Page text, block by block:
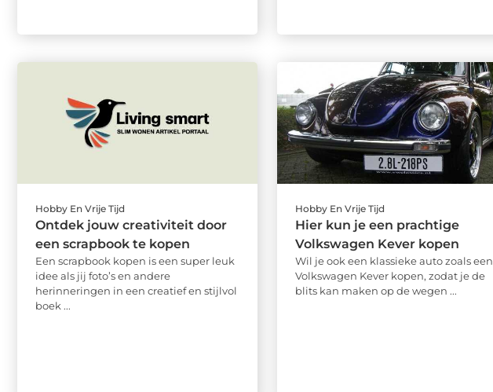
Hobby En Vrije Tijd
Ontdek jouw creativiteit door
een scrapbook te kopen
Een scrapbook kopen is een super leuk
idee als jij foto’s en andere
herinneringen in een creatief en stijlvol
boek ...
Hobby En Vrije Tijd
Hier kun je een prachtige
Volkswagen Kever kopen
Wil je ook een klassieke auto zoals een
Volkswagen Kever kopen, zodat je de
blits kan maken op de wegen ...